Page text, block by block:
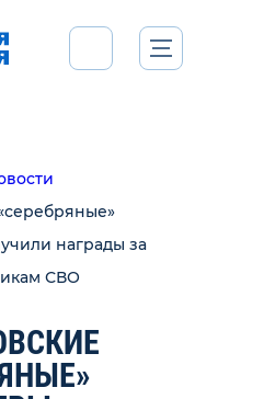
награды за
СВО